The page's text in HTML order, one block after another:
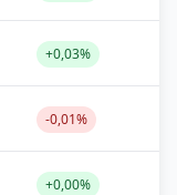
+0,03%
-0,01%
+0,00%